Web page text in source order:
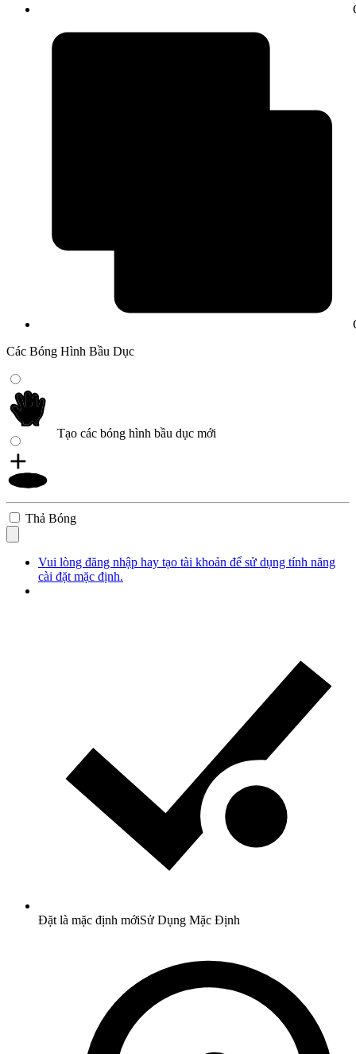
Các Bóng Hình Bầu Dục
Tạo các bóng hình bầu dục mới
Thả Bóng
Vui lòng đăng nhập hay tạo tài khoản để sử dụng tính năng
cài đặt mặc định.
Đặt là mặc định mớiSử Dụng Mặc Định